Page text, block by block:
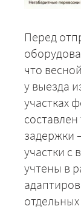
Перед
что
у выезда
участках
задержки
участки с
учтены в